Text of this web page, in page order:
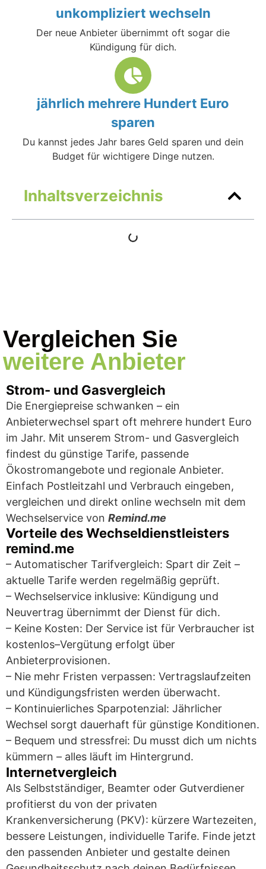
unkompliziert wechseln
Der neue Anbieter übernimmt oft sogar die
Kündigung für dich.
jährlich mehrere Hundert Euro
sparen
Du kannst jedes Jahr bares Geld sparen und dein
Budget für wichtigere Dinge nutzen.
Inhaltsverzeichnis
Vergleichen Sie
weitere Anbieter
Strom- und Gasvergleich
Die Energiepreise schwanken – ein
Anbieterwechsel spart oft mehrere hundert Euro
im Jahr. Mit unserem Strom- und Gasvergleich
findest du günstige Tarife, passende
Ökostromangebote und regionale Anbieter.
Einfach Postleitzahl und Verbrauch eingeben,
vergleichen und direkt online wechseln mit dem
Wechselservice von Remind.me
Vorteile des Wechseldienstleisters
remind.me
– Automatischer Tarifvergleich: Spart dir Zeit –
aktuelle Tarife werden regelmäßig geprüft.
– Wechselservice inklusive: Kündigung und
Neuvertrag übernimmt der Dienst für dich.
– Keine Kosten: Der Service ist für Verbraucher ist
kostenlos–Vergütung erfolgt über
Anbieterprovisionen.
– Nie mehr Fristen verpassen: Vertragslaufzeiten
und Kündigungsfristen werden überwacht.
– Kontinuierliches Sparpotenzial: Jährlicher
Wechsel sorgt dauerhaft für günstige Konditionen.
– Bequem und stressfrei: Du musst dich um nichts
kümmern – alles läuft im Hintergrund.
Internetvergleich
Als Selbstständiger, Beamter oder Gutverdiener
profitierst du von der privaten
Krankenversicherung (PKV): kürzere Wartezeiten,
bessere Leistungen, individuelle Tarife. Finde jetzt
den passenden Anbieter und gestalte deinen
Gesundheitsschutz nach deinen Bedürfnissen.